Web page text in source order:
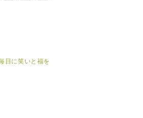
日に笑いと福を